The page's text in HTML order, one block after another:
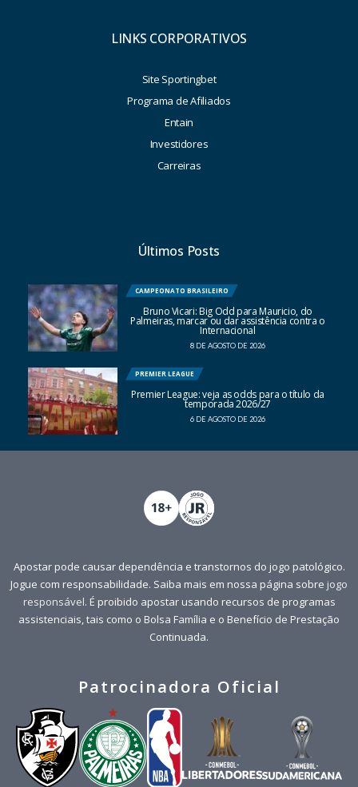
LINKS CORPORATIVOS
Site Sportingbet
Programa de Afiliados
Entain
Investidores
Carreiras
Últimos Posts
CAMPEONATO BRASILEIRO
Bruno Vicari: Big Odd para Mauricio, do
Palmeiras, marcar ou dar assistência contra o
Internacional
8 DE AGOSTO DE 2026
PREMIER LEAGUE
Premier League: veja as odds para o título da
temporada 2026/27
6 DE AGOSTO DE 2026
Apostar pode causar dependência e transtornos do jogo patológico.
Jogue com responsabilidade. Saiba mais em nossa página sobre jogo
responsável. É proibido apostar usando recursos de programas
assistenciais, tais como o Bolsa Família e o Benefício de Prestação
Continuada.
Patrocinadora Oficial